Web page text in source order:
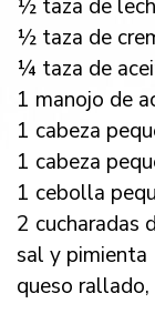
½ taza de
½ taza de
¼ taza de
1 manojo de
1 cabeza
1 cabeza
1 cebolla
2 cucharadas
sal y pimienta
queso